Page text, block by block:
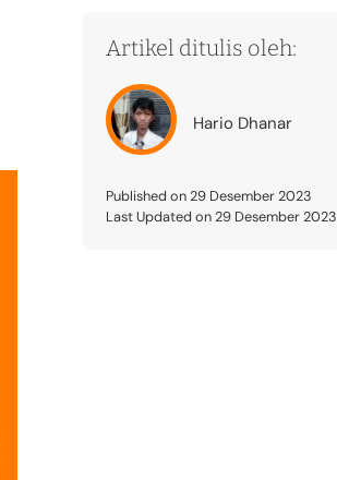
Artikel ditulis oleh:
Hario Dhanar
Published on 29 Desember 2023
Last Updated on 29 Desember 2023